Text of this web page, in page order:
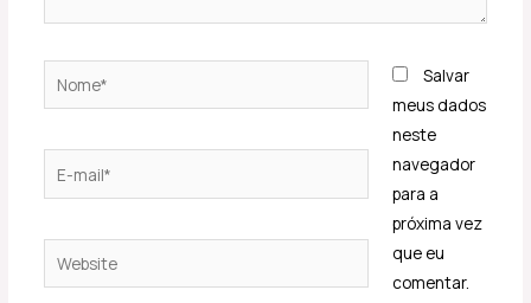
Nome*
mail*
Website
Salvar
meus dados
neste
navegador
para a
próxima vez
que eu
comentar.